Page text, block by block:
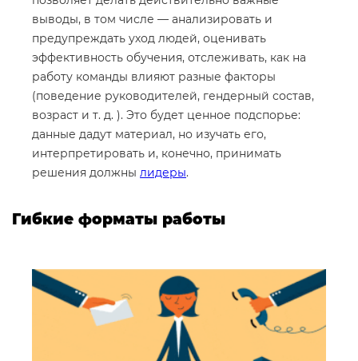
выводы, в том числе — анализировать и
предупреждать уход людей, оценивать
эффективность обучения, отслеживать, как на
работу команды влияют разные факторы
(поведение руководителей, гендерный состав,
возраст и т. д. ). Это будет ценное подспорье:
данные дадут материал, но изучать его,
интерпретировать и, конечно, принимать
решения должны лидеры.
Гибкие форматы работы